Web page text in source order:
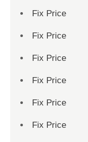
Fix Price
Fix Price
Fix Price
Fix Price
Fix Price
Fix Price